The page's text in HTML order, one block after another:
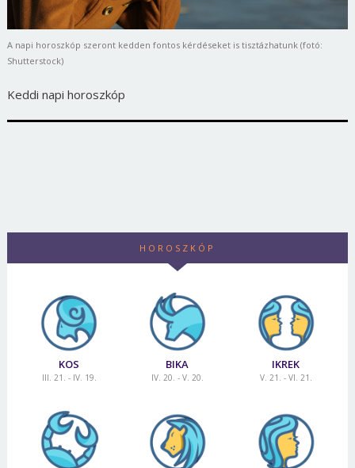
A napi horoszkóp szeront kedden fontos kérdéseket is tisztázhatunk (fotó:
Shutterstock)
Keddi napi horoszkóp
HOROSZKÓP
KOS
III. 21. - IV. 19.
BIKA
IV. 20. - V. 20.
IKREK
V. 21. - VI. 21.